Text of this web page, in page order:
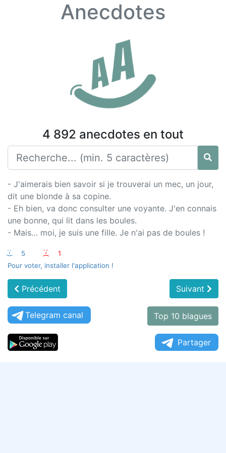
Anecdotes
4 892 anecdotes en tout
- J'aimerais bien savoir si je trouverai un mec, un jour,
dit une blonde à sa copine.
- Eh bien, va donc consulter une voyante. J'en connais
une bonne, qui lit dans les boules.
- Mais… moi, je suis une fille. Je n'ai pas de boules !
:-) 5 :-(
1
Pour voter, installer l'application !
Précédent Suivant
Telegram canal Top 10 blagues
Partager